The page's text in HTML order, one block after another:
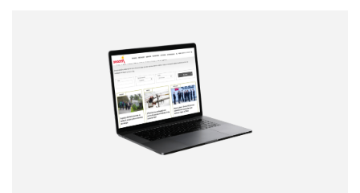
Correo electrónico
Tipo de comentario